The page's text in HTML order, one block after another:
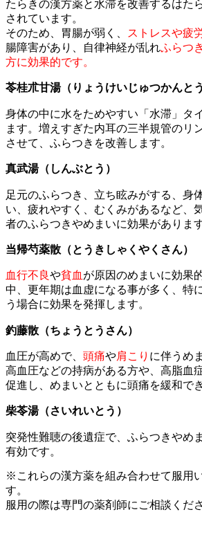
たらきの漢方薬と水滞を改善するはた
されています。
そのため、胃腸が弱く、
ストレスや疲
腸障害があり、自律神経が乱れふらつ
方に効果的です。
苓桂朮甘湯（りょうけいじゅつかんとう
身体の中に水をためやすい「水滞」タ
ます。増えすぎた内耳の三半規管のリ
させて、ふらつきを改善します。
真武湯（しんぶとう）
足元のふらつき、立ち眩みがする、身
い、疲れやすく、むくみがあるなど、
者のふらつきやめまいに効果があります
当帰芍薬散（とうきしゃくやくさん）
血行不良や貧血 が原因のめまいに効果
中、更年期は血虚になる事が多く、特
う場合に効果を発揮します。
釣藤散（ちょうとうさん）
血圧が高めで、 頭痛や肩こり に伴うめ
高血圧などの持病がある方や、高脂血
促進し、めまいとともに頭痛を緩和で
柴苓湯（さいれいとう）
突発性難聴の後遺症で、ふらつきやめ
有効です。
※これらの漢方薬を組み合わせて服用
す。
服用の際は専門の薬剤師にご相談くださ